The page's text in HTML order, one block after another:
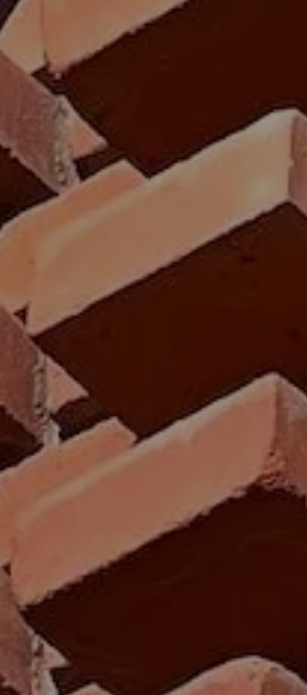
RESTAURANTE